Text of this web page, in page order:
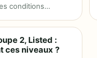
conditions
2, Listed :
ces niveaux ?